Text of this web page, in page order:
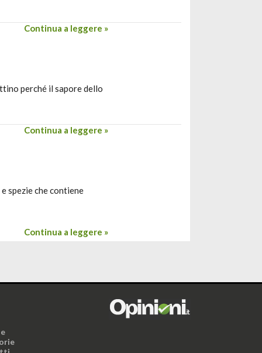
Continua a leggere »
perché il sapore dello
Continua a leggere »
spezie che contiene
Continua a leggere »